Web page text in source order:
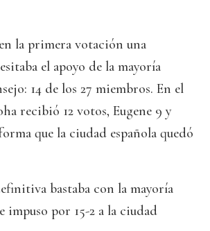
la primera votación una
el apoyo de la mayoría
14 de los 27 miembros. En el
recibió 12 votos, Eugene 9 y
que la ciudad española quedó
bastaba con la mayoría
impuso por 15-2 a la ciudad